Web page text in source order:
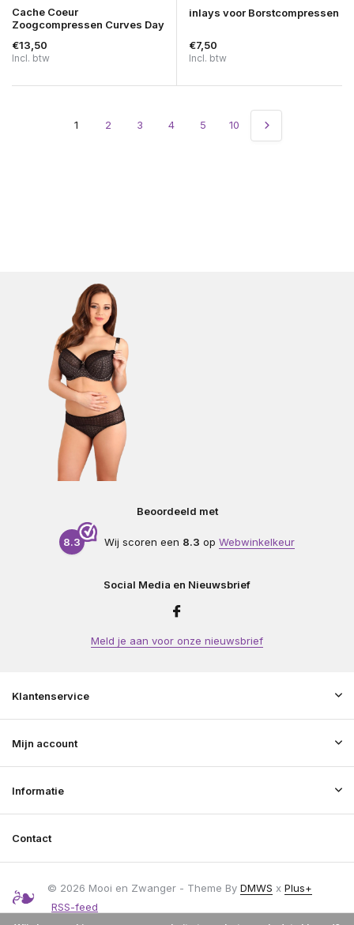
Cache Coeur
Zoogcompressen Curves Day
€13,50
Incl. btw
inlays voor Borstcompressen
€7,50
Incl. btw
1 2 3 4 5 10
Beoordeeld met
8.3 Wij scoren een 8.3 op Webwinkelkeur
Social Media en Nieuwsbrief
Meld je aan voor onze nieuwsbrief
Klantenservice
Mijn account
Informatie
Contact
© 2026 Mooi en Zwanger - Theme By DMWS x Plus+
RSS-feed